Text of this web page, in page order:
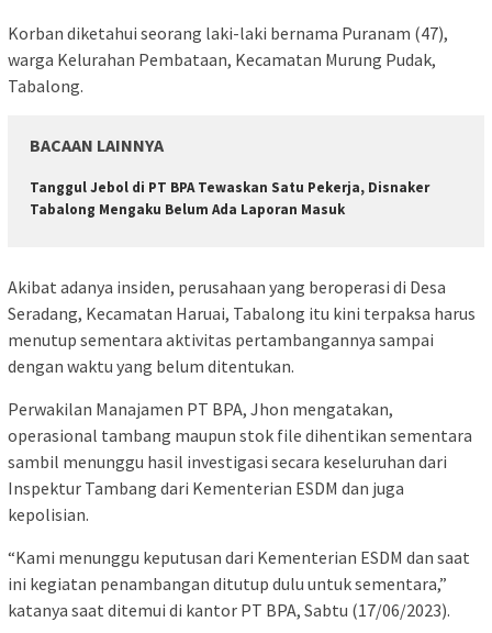
Korban diketahui seorang laki-laki bernama Puranam (47),
warga Kelurahan Pembataan, Kecamatan Murung Pudak,
Tabalong.
BACAAN LAINNYA
Tanggul Jebol di PT BPA Tewaskan Satu Pekerja, Disnaker
Tabalong Mengaku Belum Ada Laporan Masuk
Akibat adanya insiden, perusahaan yang beroperasi di Desa
Seradang, Kecamatan Haruai, Tabalong itu kini terpaksa harus
menutup sementara aktivitas pertambangannya sampai
dengan waktu yang belum ditentukan.
Perwakilan Manajamen PT BPA, Jhon mengatakan,
operasional tambang maupun stok file dihentikan sementara
sambil menunggu hasil investigasi secara keseluruhan dari
Inspektur Tambang dari Kementerian ESDM dan juga
kepolisian.
“Kami menunggu keputusan dari Kementerian ESDM dan saat
ini kegiatan penambangan ditutup dulu untuk sementara,”
katanya saat ditemui di kantor PT BPA, Sabtu (17/06/2023).